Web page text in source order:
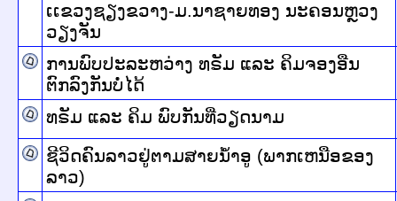
ເເຂວງຊຽງຂວາງ-ມ.ນາຊາຍທອງ ນະຄອນຫຼວງ
ວຽງຈັນ
ການພົບປະລະຫວ່າງ ທຣັມ ແລະ ຄິມຈອງອືນ
ຕົກລົງກັນບໍ່ໄດ້
ທຣັມ ແລະ ຄິມ ພົບກັນທີ່ວຽດນາມ
ຊີວິດຄົນລາວຢູ່ຕາມສາຍນ້ຳອູ (ພາກເຫນືອຂອງ
ລາວ)